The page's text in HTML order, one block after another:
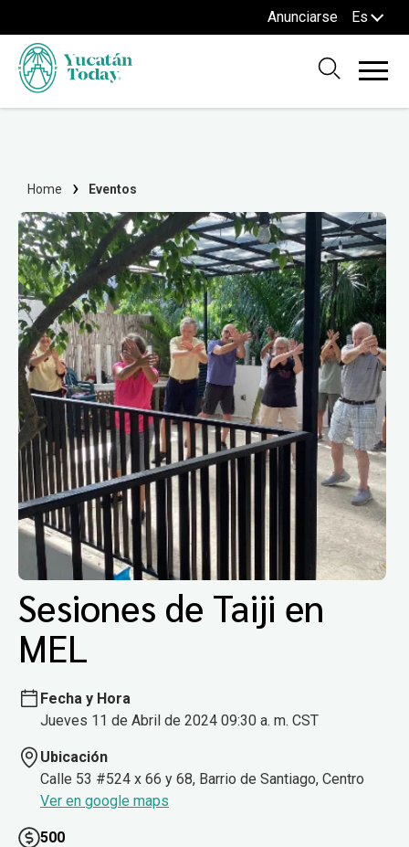
Anunciarse Es
Home Eventos
Sesiones de Taiji en
MEL
Fecha y Hora
Jueves 11 de Abril de 2024 09:30 a. m. CST
Ubicación
Calle 53 #524 x 66 y 68, Barrio de Santiago, Centro
Ver en google maps
500